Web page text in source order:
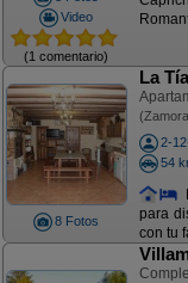
Video
(1 comentario)
8 Fotos
La
2-
54
para
con tu